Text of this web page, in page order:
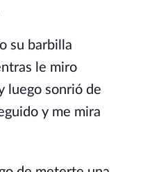
su barbilla
le miro
luego sonrió de
y me mira